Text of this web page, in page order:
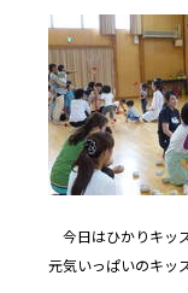
今日はひかりキッ
元気いっぱいのキッ